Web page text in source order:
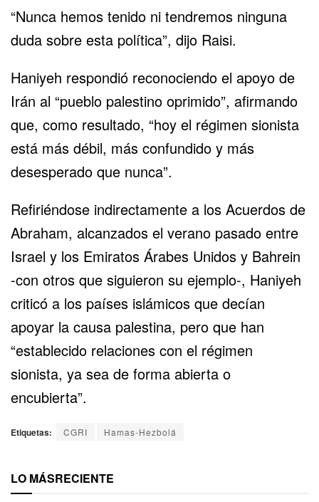
“Nunca hemos tenido ni tendremos ninguna
duda sobre esta política”, dijo Raisi.
Haniyeh respondió reconociendo el apoyo de
Irán al “pueblo palestino oprimido”, afirmando
que, como resultado, “hoy el régimen sionista
está más débil, más confundido y más
desesperado que nunca”.
Refiriéndose indirectamente a los Acuerdos de
Abraham, alcanzados el verano pasado entre
Israel y los Emiratos Árabes Unidos y Bahrein
-con otros que siguieron su ejemplo-, Haniyeh
criticó a los países islámicos que decían
apoyar la causa palestina, pero que han
“establecido relaciones con el régimen
sionista, ya sea de forma abierta o
encubierta”.
Etiquetas: CGRI Hamas-Hezbolá
LO MÁSRECIENTE